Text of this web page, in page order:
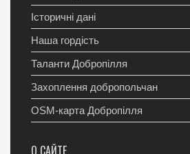
Історичні дані
Наша гордість
Таланти Добропілля
Захоплення добропольчан
OSM-карта Добропілля
О САЙТЕ